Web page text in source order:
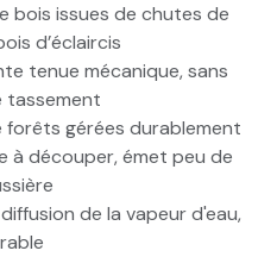
bois issues de chutes de
d’éclaircis
tenue mécanique, sans
tassement
forêts gérées durablement
à découper, émet peu de
de la vapeur d'eau,